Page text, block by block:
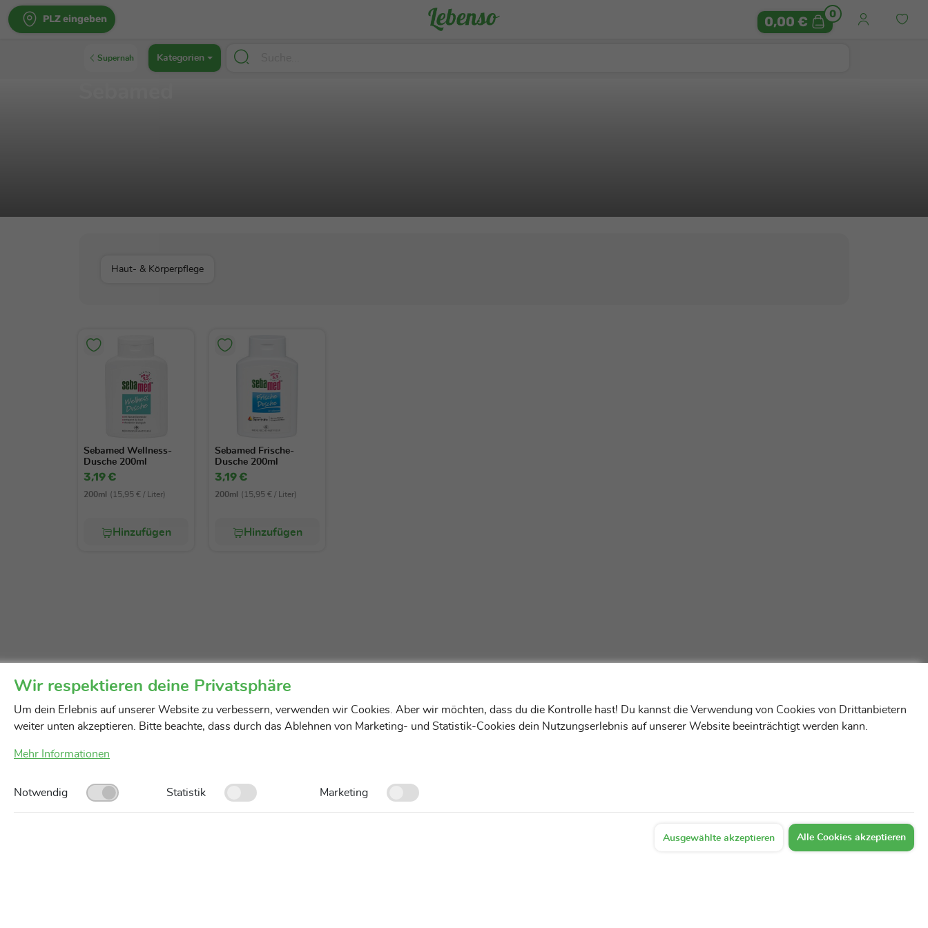
PLZ eingeben 0,00 € 0
Supernah Kategorien
Wir respektieren deine Privatsphäre
Um dein Erlebnis auf unserer Website zu verbessern, verwenden wir Cookies. Aber wir möchten, dass du die Kontrolle hast! Du kannst die Verwendung von Cookies von Drittanbietern
weiter unten akzeptieren. Bitte beachte, dass durch das Ablehnen von Marketing- und Statistik-Cookies dein Nutzungserlebnis auf unserer Website beeinträchtigt werden kann.
Mehr Informationen
Notwendig Statistik Marketing
Alle Cookies akzeptieren
Ausgewählte akzeptieren
Haut- & Körperpflege
Sebamed Wellness-
Dusche 200ml
3,19 €
200ml (15,95 € / Liter)
Hinzufügen
Sebamed Frische-
Dusche 200ml
3,19 €
200ml (15,95 € / Liter)
Hinzufügen